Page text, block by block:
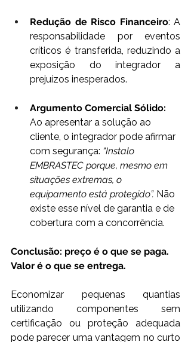
Redução de Risco Financeiro: A
responsabilidade por eventos
críticos é transferida, reduzindo a
exposição do integrador a
prejuízos inesperados.
Argumento Comercial Sólido:
Ao apresentar a solução ao
cliente, o integrador pode afirmar
com segurança: “Instalo
EMBRASTEC porque, mesmo em
situações extremas, o
equipamento está protegido”. Não
existe esse nível de garantia e de
cobertura com a concorrência.
Conclusão: preço é o que se paga.
Valor é o que se entrega.
Economizar pequenas quantias
utilizando componentes sem
certificação ou proteção adequada
pode parecer uma vantagem no curto